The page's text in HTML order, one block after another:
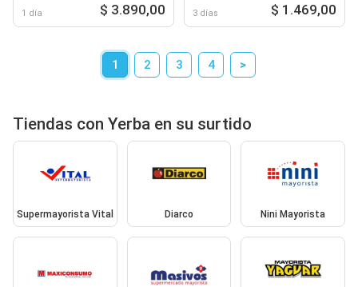
1 día $ 3.890,00 3 días $ 1.469,00
1 2 3 4 >
Tiendas con Yerba en su surtido
Supermayorista Vital Diarco Nini Mayorista